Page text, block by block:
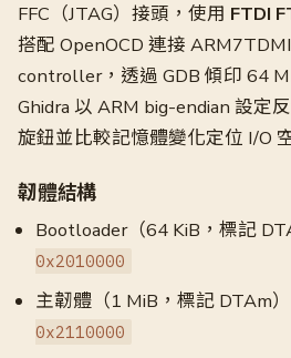
FFC（JTAG）接頭，使用 FTDI
搭配 OpenOCD 連接
controller，透過 GDB 傾印 64
Ghidra 以 ARM big-endian 設定
旋鈕並比較記憶體變化定位 I/O
韌體結構
Bootloader（64 KiB，標記
0x2010000
主韌體（1 MiB，標記 DTAm）
0x2110000